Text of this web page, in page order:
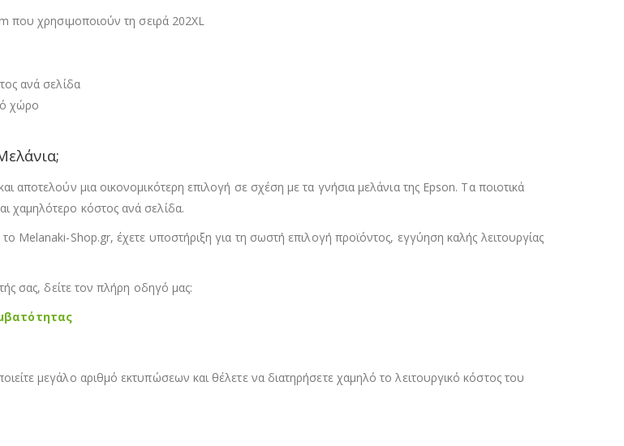
που χρησιμοποιούν τη σειρά 202XL
ανά σελίδα
χώρο
αποτελούν μια οικονομικότερη επιλογή σε σχέση με τα γνήσια μελάνια της Epson. Τα ποιοτικά
χαμηλότερο κόστος ανά σελίδα.
Melanaki-Shop.gr, έχετε υποστήριξη για τη σωστή επιλογή προϊόντος, εγγύηση καλής λειτουργίας
σας, δείτε τον πλήρη οδηγό μας:
μεγάλο αριθμό εκτυπώσεων και θέλετε να διατηρήσετε χαμηλό το λειτουργικό κόστος του